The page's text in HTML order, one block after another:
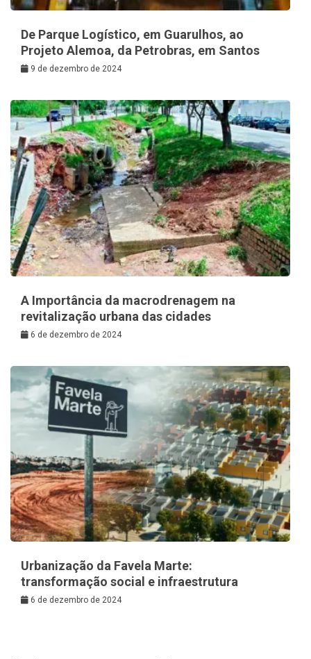
De Parque Logístico, em Guarulhos, ao
Projeto Alemoa, da Petrobras, em Santos
9 de dezembro de 2024
A Importância da macrodrenagem na
revitalização urbana das cidades
6 de dezembro de 2024
Urbanização da Favela Marte:
transformação social e infraestrutura
6 de dezembro de 2024